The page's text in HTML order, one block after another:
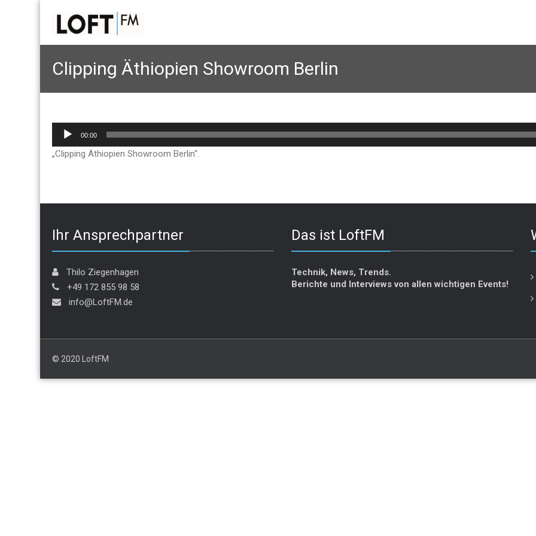
Clipping Äthiopien Showroom Berlin
Audio-
Player
00:00
„Clipping Äthiopien Showroom Berlin“.
Ihr Ansprechpartner
Thilo Ziegenhagen
+49 172 855 98 58
info@LoftFM.de
Das ist LoftFM
Technik, News, Trends.
Berichte und Interviews von allen wichtigen Events!
© 2020 LoftFM